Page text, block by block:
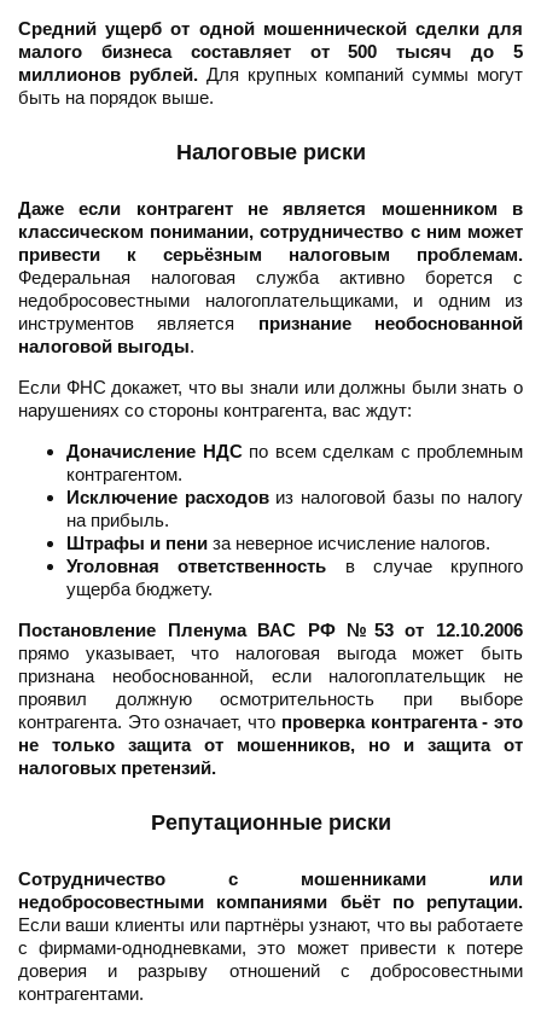
Средний ущерб от одной мошеннической сделки для
малого бизнеса составляет от 500 тысяч до 5
миллионов рублей.Для крупных компаний суммы могут
быть на порядок выше.
Налоговые риски
Даже если контрагент не является мошенником в
классическом понимании, сотрудничество с ним может
привести к серьёзным налоговым проблемам.
Федеральная налоговая служба активно борется с
недобросовестными налогоплательщиками, и одним из
инструментов является признание необоснованной
налоговой выгоды.
Если ФНС докажет, что вы знали или должны были знать о
нарушениях со стороны контрагента, вас ждут:
Доначисление НДСпо всем сделкам с проблемным
контрагентом.
Исключение расходовиз налоговой базы по налогу
на прибыль.
Штрафы и пени за неверное исчисление налогов.
Уголовная ответственность в случае крупного
ущерба бюджету.
Постановление Пленума ВАС РФ №53 от 12.10.2006
прямо указывает, что налоговая выгода может быть
признана необоснованной, если налогоплательщик не
проявил должную осмотрительность при выборе
контрагента. Это означает, что проверка контрагента - это
не только защита от мошенников, но и защита от
налоговых претензий.
Репутационные риски
Сотрудничество с мошенниками или
недобросовестными компаниями бьёт по репутации.
Если ваши клиенты или партнёры узнают, что вы работаете
с фирмами-однодневками, это может привести к потере
доверия и разрыву отношений с добросовестными
контрагентами.